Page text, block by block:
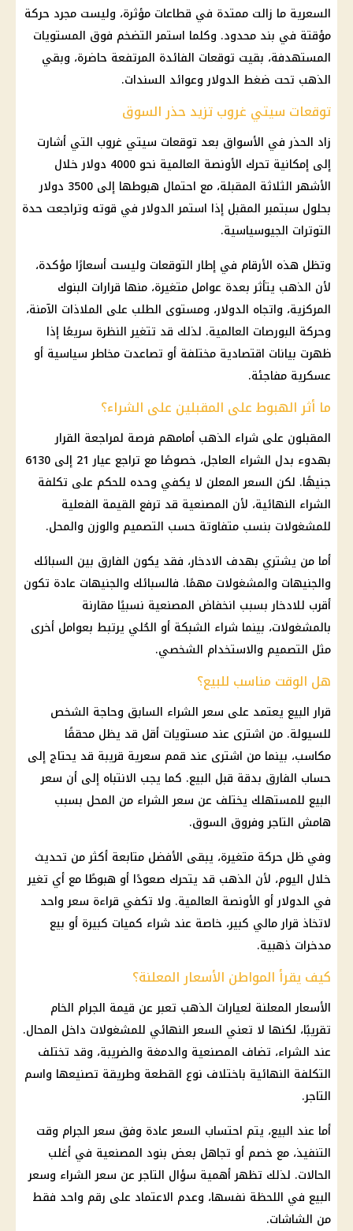
السعرية ما زالت ممتدة في قطاعات مؤثرة، وليست مجرد حركة
مؤقتة في بند محدود. وكلما استمرالتضخم فوق المستويات
المستهدفة، بقيت توقعات الفائدة المرتفعة حاضرة، وبقي
الذهب تحت ضغط الدولاروعوائد السندات.
توقعات سيتي غروب تزيد حذر السوق
زاد الحذر في الأسواق بعد توقعات سيتي غروب التي أشارت
إلى إمكانية تحرك الأونصة العالمية نحو 4000
دولارخلال
الأشهر الثلاثة المقبلة، مع احتمال هبوطها إلى 3500
دولار
بحلول سبتمبر المقبل إذا استمرالدولارفي قوته وتراجعت حدة
التوترات الجيوسياسية.
وتظل هذه الأرقام في إطار التوقعات وليست أسعارًا مؤكدة،
لأن الذهب يتأثر بعدة عوامل متغيرة، منها قرارات البنوك
المركزية، واتجاه الدولار، ومستوى الطلب على الملاذات الآمنة،
وحركة البورصات العالمية. لذلك قد تتغير النظرة سريعًا إذا
ظهرت بيانات اقتصادية مختلفة أو تصاعدت مخاطر سياسية أو
عسكرية مفاجئة.
ما أثر الهبوط على المقبلين على الشراء؟
المقبلون على شراء الذهب أمامهم فرصة لمراجعة القرار
بهدوء بدل الشراء العاجل، خصوصًا مع تراجع عيار 21
إلى 6130
جنيهًا. لكن السعر المعلن لا يكفي وحده للحكم على تكلفة
الشراء النهائية، لأن المصنعية قد ترفع القيمة الفعلية
للمشغولات بنسب متفاوتة حسب التصميم والوزن والمحل.
أما من يشتري بهدف الادخار، فقد يكون الفارق بين السبائك
والجنيهات والمشغولات مهمًا. فالسبائك والجنيهات عادة تكون
أقرب للادخار بسبب انخفاض المصنعية نسبيًا مقارنة
بالمشغولات، بينما شراء الشبكة أو الحُلي يرتبط بعوامل أخرى
مثل التصميم والاستخدام الشخصي.
هل الوقت مناسب للبيع؟
قرار البيع يعتمد على سعر الشراء السابق وحاجة الشخص
للسيولة. من اشترى عند مستويات أقل قد يظل محققًا
مكاسب، بينما من اشترى عند قمم سعرية قريبة قد يحتاج إلى
حساب الفارق بدقة قبل البيع. كما يجب الانتباه إلى أن سعر
البيع للمستهلك يختلف عن سعر الشراء من المحل بسبب
هامش التاجر وفروق السوق.
وفي ظل حركة متغيرة، يبقى الأفضل متابعة أكثر من تحديث
خلال اليوم، لأن الذهب قد يتحرك صعودًا أو هبوطًا مع أي تغير
في الدولار أو الأونصة العالمية. ولا تكفي قراءة سعر واحد
لاتخاذ قرار مالي كبير، خاصة عند شراء كميات كبيرة أو بيع
مدخرات ذهبية.
كيف يقرأ المواطن الأسعار المعلنة؟
الأسعارالمعلنة لعيارات الذهب تعبر عن قيمة الجرام الخام
تقريبًا، لكنها لا تعني السعر النهائي للمشغولات داخل المحال.
عند الشراء، تضاف المصنعية والدمغة والضريبة، وقد تختلف
التكلفة النهائية باختلاف نوع القطعة وطريقة تصنيعها واسم
التاجر.
أما عند البيع، يتم احتساب السعر عادة وفق سعر الجرام وقت
التنفيذ، مع خصم أو تجاهل بعض بنود المصنعية في أغلب
الحالات. لذلك تظهر أهمية سؤال التاجر عن سعر الشراء وسعر
البيع في اللحظة نفسها، وعدم الاعتماد على رقم واحد فقط
من الشاشات.